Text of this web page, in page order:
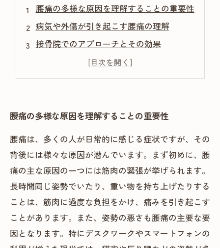
腰痛の多様な原因を理解することの重要性
病気や外傷が引き起こす腰痛の理解
接骨院でのアプローチとその効果
正しい姿勢と生活習慣の見直し
健康的な生活を取り戻すために
腰痛の多様な原因を理解することの重要性
腰痛は、多くの人が日常的に感じる症状ですが、その
背後には様々な原因が潜んでいます。まず初めに、腰
痛の主な原因の一つには筋肉の緊張が挙げられます。
長時間同じ姿勢でいたり、重い物を持ち上げたりする
ことは、筋肉に過度な負担をかけ、痛みを引き起こす
ことがあります。また、姿勢の悪さも腰痛の主要な要
因となります。特にデスクワークやスマートフォンの